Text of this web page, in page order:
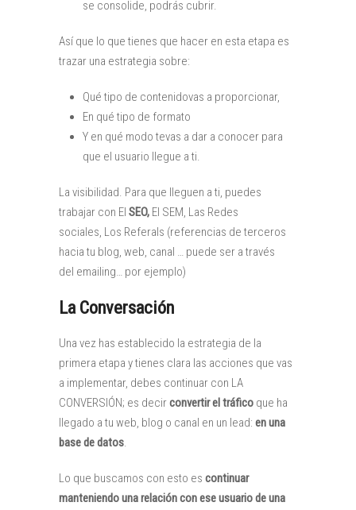
se consolide, podrás cubrir.
Así que lo que tienes que hacer en esta etapa es
trazar una estrategia sobre:
Qué tipo de contenidovas a proporcionar,
En qué tipo de formato
Y en qué modo tevas a dar a conocer para
que el usuario llegue a ti.
La visibilidad. Para que lleguen a ti, puedes
trabajar con El SEO, El SEM, Las Redes
sociales, Los Referals (referencias de terceros
hacia tu blog, web, canal … puede ser a través
del emailing… por ejemplo)
La Conversación
Una vez has establecido la estrategia de la
primera etapa y tienes clara las acciones que vas
a implementar, debes continuar con LA
CONVERSIÓN; es decirconvertir el tráfico que ha
llegado a tu web, blog o canal en un lead: en una
base de datos.
Lo que buscamos con esto es continuar
manteniendo una relación con ese usuario de una